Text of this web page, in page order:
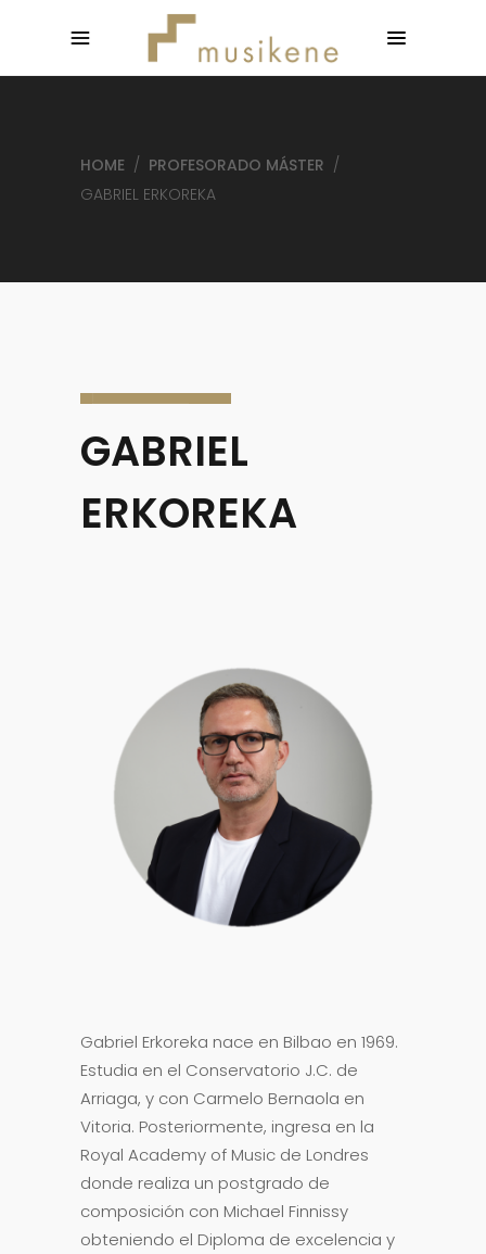
HOME / PROFESORADO MÁSTER /
GABRIEL ERKOREKA
GABRIEL
ERKOREKA
Gabriel Erkoreka nace en Bilbao en 1969.
Estudia en el Conservatorio J.C. de
Arriaga, y con Carmelo Bernaola en
Vitoria. Posteriormente, ingresa en la
Royal Academy of Music de Londres
donde realiza un postgrado de
composición con Michael Finnissy
obteniendo el Diploma de excelencia y